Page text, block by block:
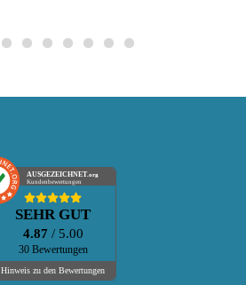
AUSGEZEICHNET.org
Kundenbewertungen
SEHR GUT
4.87 / 5.00
30 Bewertungen
Hinweis zu den Bewertungen